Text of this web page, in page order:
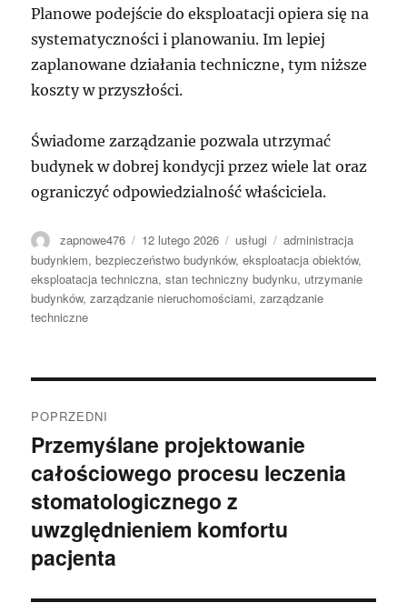
Planowe podejście do eksploatacji opiera się na
systematyczności i planowaniu. Im lepiej
zaplanowane działania techniczne, tym niższe
koszty w przyszłości.
Świadome zarządzanie pozwala utrzymać
budynek w dobrej kondycji przez wiele lat oraz
ograniczyć odpowiedzialność właściciela.
Autor
zapnowe476
Data
publikacji
12 lutego 2026 Kategorie
usługi Tagi
administracja
budynkiem,bezpieczeństwo budynków,eksploatacja obiektów,
eksploatacja techniczna,stan techniczny budynku, utrzymanie
budynków,zarządzanie nieruchomościami,zarządzanie
techniczne
wpisu
POPRZEDNI
Poprzedni
wpis:
Przemyślane projektowanie
całościowego procesu leczenia
stomatologicznego z
uwzględnieniem komfortu
pacjenta